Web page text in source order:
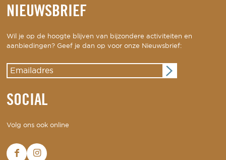
NIEUWSBRIEF
Wil je op de hoogte blijven van bijzondere activiteiten en
aanbiedingen? Geef je dan op voor onze Nieuwsbrief:
SOCIAL
Volg ons ook online